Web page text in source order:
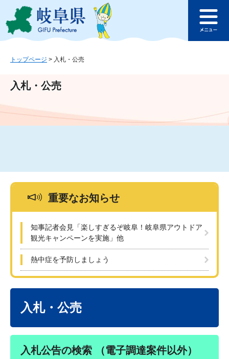
ジ
ュ
文
このページの本文へ
ュ
トップページ > 入札・公売
入札・公売
重要なお知らせ
知事記者会見「楽しすぎるぞ岐阜！岐阜県アウトドア
観光キャンペーンを実施」他
熱中症を予防しましょう
入札・公売
入札公告の検索 （電子調達案件以外）